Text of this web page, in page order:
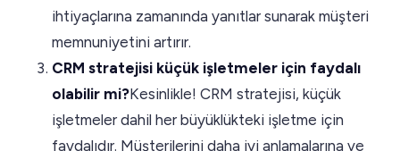
ihtiyaçlarına zamanında yanıtlar sunarak müşteri
memnuniyetini artırır.
CRM stratejisi küçük işletmeler için faydalı
olabilir mi?Kesinlikle! CRM stratejisi, küçük
işletmeler dahil her büyüklükteki işletme için
faydalıdır. Müşterilerini daha iyi anlamalarına ve